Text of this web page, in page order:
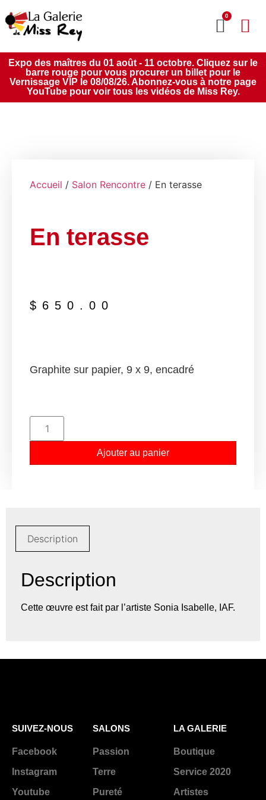
0
Expo des maîtres du 01 août - 11 octobre. Cliquez sur le
barre rouge pour vous procurer un billet pour le
Vernissage VIP le 08/08/26. Abonnez-vous à notre page
YouTube pour voir tous les vidéos de Miss Rey.
Accueil / Salon Rencontre / En terasse
En terasse
$ 650.00
Graphite sur papier, 9 x 9, encadré
Ajouter au panier
Description
Description
Cette œuvre est fait par l’artiste Sonia Isabelle, IAF.
SUIVEZ-NOUS
Facebook
Instagram
Youtube
SALONS
Passion
Terre
Pureté
LA GALERIE
Boutique
Service 2020
Artistes